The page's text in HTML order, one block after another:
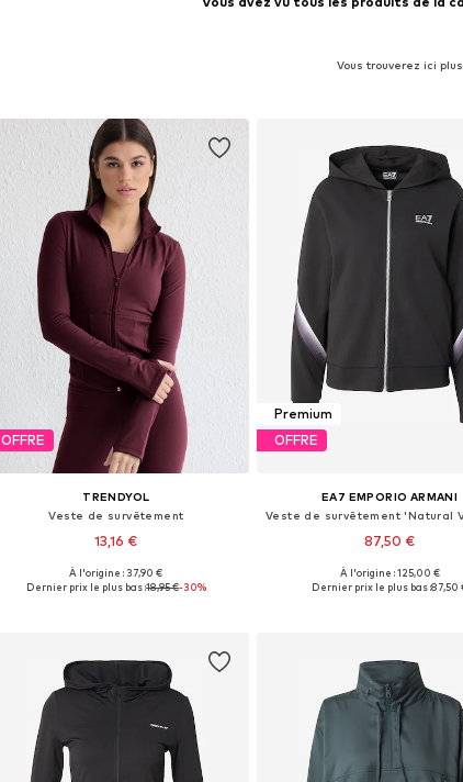
Vous trouverez ici
OFFRE
TRENDYOL
Veste de survêtement
13,16 €
Tailles disponibles: S, M, L, XL
À l'origine : 37,90 €
Dernier prix le plus bas :18,95 €-30%
Premium
OFFRE
EA7 EMPORIO ARMANI
87,50 €
Tailles disponibles: XS, S, M,
À l'origine : 125,00 €
Dernier prix le plus bas :87,50